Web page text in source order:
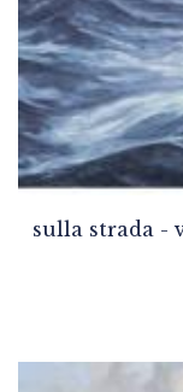
sulla strada -